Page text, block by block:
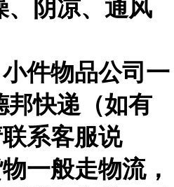
、阴凉、通风
小件物品公司一
邦快递（如有
系客服说
一般走物流，